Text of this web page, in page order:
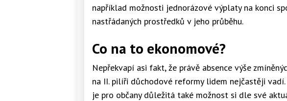
například možnosti jednorázové výplaty na konci
nastřádaných prostředků v jeho průběhu.
Co na to ekonomové?
Nepřekvapí asi fakt, že právě absence výše
na II. pilíři důchodové reformy lidem nejčastěji
je pro občany důležitá také možnost si dle své